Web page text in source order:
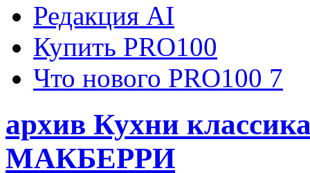
Редакция AI
Купить PRO100
Что нового PRO100 7
архив Кухни
MАКБЕРРИ